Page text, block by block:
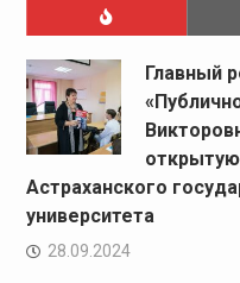
Главный
Астраханского
университета
28.09.2024